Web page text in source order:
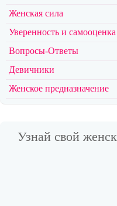
Женская сила
Уверенность и самооценка
Вопросы-Ответы
Девичники
Женское предназначение
Узнай свой